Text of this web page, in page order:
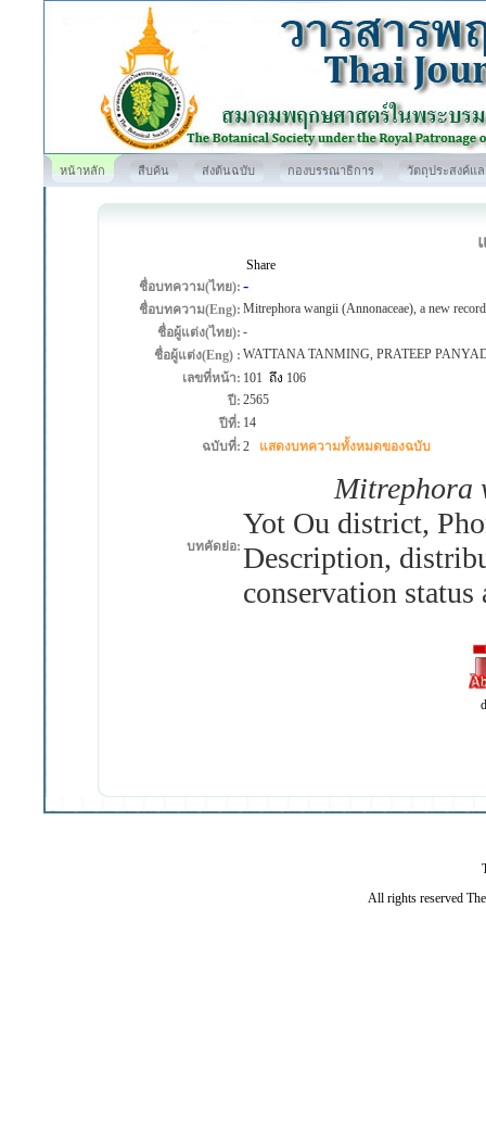
หน้าหลัก สืบค้น ส่งต้นฉบับ กองบรรณาธิการ วัตถุประสงค์แ
Share
ชื่อบทความ(ไทย): -
ชื่อบทความ(Eng): Mitrephora wangii (Annonaceae), a new
ชื่อผู้แต่ง(ไทย): -
ชื่อผู้แต่ง(Eng) : WATTANA TANMING, PRATEEP
เลขที่หน้า: 101 ถึง 106
ปี: 2565
ปีที่: 14
ฉบับที่: 2 แสดงบทความทั้งหมดของฉบับ
บทคัดย่อ:
Mitrephora
Yot Ou district,
Description,
conservation
All rights reserved